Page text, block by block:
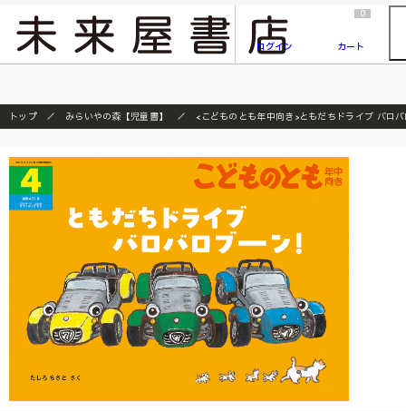
『ONE PIECE magazine 021 ONE PIECEカード付き同梱版』発売延期のご案内
ログイン
0
カート
トップ みらいやの森【児童書】 <こどものとも年中向き>ともだちドライブ バロ